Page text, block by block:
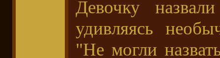
Девочку
удивляясь
"Не могли